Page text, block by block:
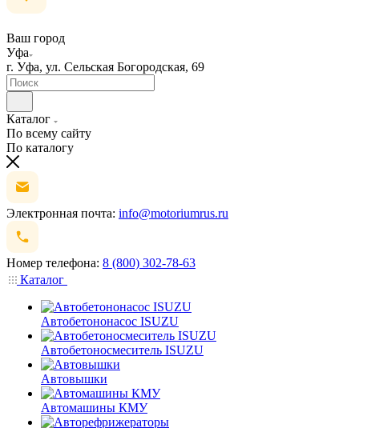
Ваш город
Уфа
г. Уфа, ул. Сельская Богородская, 69
Каталог
По всему сайту
По каталогу
Электронная почта: info@motoriumrus.ru
Номер телефона: 8 (800) 302-78-63
Каталог
Автобетононасос ISUZU
Автобетоносмеситель ISUZU
Автовышки
Автомашины КМУ